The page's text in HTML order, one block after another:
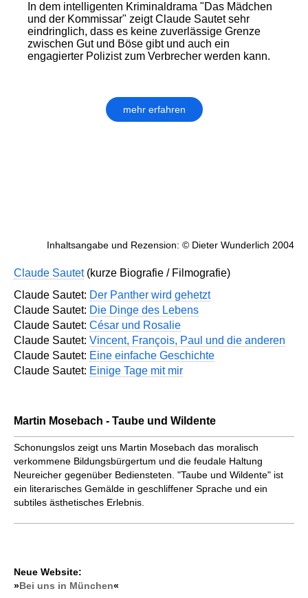
In dem intelligenten Kriminaldrama "Das Mädchen
und der Kommissar" zeigt Claude Sautet sehr
eindringlich, dass es keine zuverlässige Grenze
zwischen Gut und Böse gibt und auch ein
engagierter Polizist zum Verbrecher werden kann.
mehr erfahren
Inhaltsangabe und Rezension: © Dieter Wunderlich 2004
Claude Sautet(kurze Biografie / Filmografie)
Claude Sautet: Der Panther wird gehetzt
Claude Sautet: Die Dinge des Lebens
Claude Sautet: César und Rosalie
Claude Sautet: Vincent, François, Paul und die anderen
Claude Sautet: Eine einfache Geschichte
Claude Sautet: Einige Tage mit mir
Martin Mosebach - Taube und Wildente
Schonungslos zeigt uns Martin Mosebach das moralisch
verkommene Bildungsbürgertum und die feudale Haltung
Neureicher gegenüber Bediensteten. "Taube und Wildente" ist
ein literarisches Gemälde in geschliffener Sprache und ein
subtiles ästhetisches Erlebnis.
Neue Website:
»Bei uns in München«